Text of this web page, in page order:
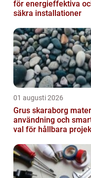
för energieffektiva
säkra installationer
01 augusti 2026
Grus skaraborg material,
användning och
val för hållbara